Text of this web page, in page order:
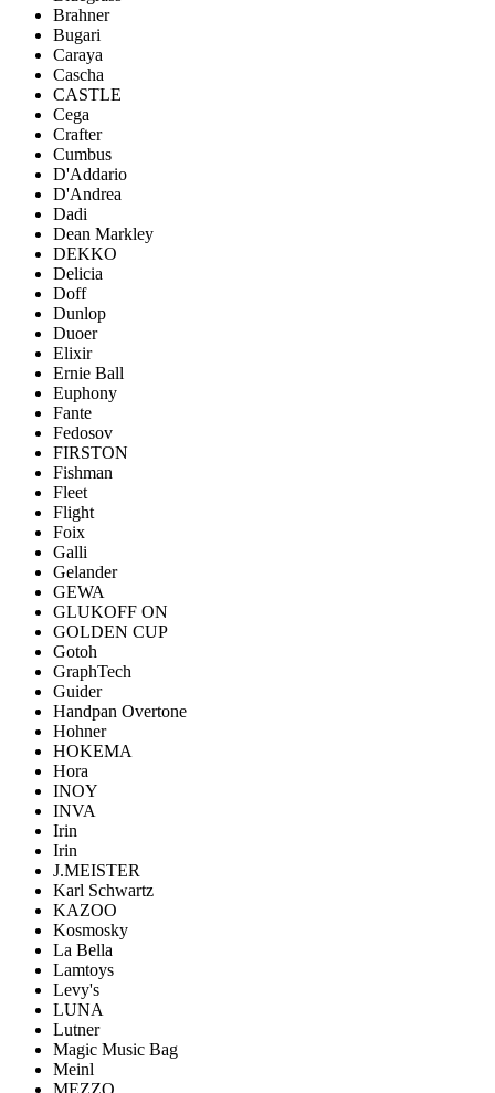
Brahner
Bugari
Caraya
Cascha
CASTLE
Cega
Crafter
Cumbus
D'Addario
D'Andrea
Dadi
Dean Markley
DEKKO
Delicia
Doff
Dunlop
Duoer
Elixir
Ernie Ball
Euphony
Fante
Fedosov
FIRSTON
Fishman
Fleet
Flight
Foix
Galli
Gelander
GEWA
GLUKOFF ON
GOLDEN CUP
Gotoh
GraphTech
Guider
Handpan Overtone
Hohner
HOKEMA
Hora
INOY
INVA
Irin
Irin
J.MEISTER
Karl Schwartz
KAZOO
Kosmosky
La Bella
Lamtoys
Levy's
LUNA
Lutner
Magic Music Bag
Meinl
MEZZO